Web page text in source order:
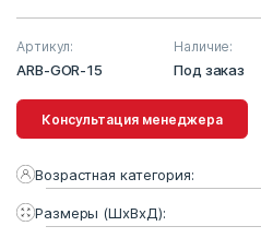
Артикул:
ARB-GOR-15
Наличие:
Под заказ
Консультация менеджера
Возрастная категория:
Размеры (ШхВхД):